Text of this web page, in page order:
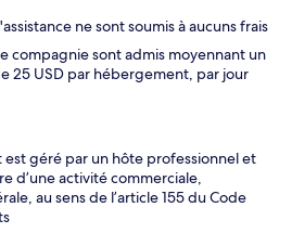
ne sont soumis à aucuns frais
compagnie sont admis moyennant un
25 USD par hébergement, par jour
géré par un hôte professionnel et
d’une activité commerciale,
au sens de l’article 155 du Code